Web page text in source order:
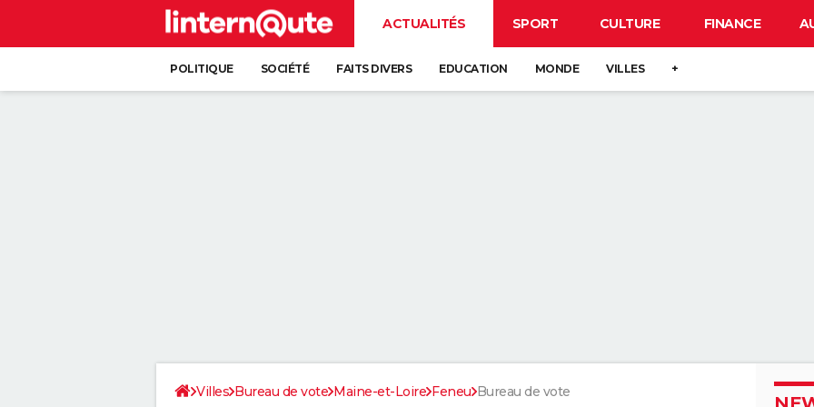
ACTUALITÉS SPORT CULTURE FINANCE
POLITIQUE SOCIÉTÉ FAITS DIVERS EDUCATION MONDE VILLES +
Villes Bureau de vote Maine-et-Loire Feneu Bureau de vote